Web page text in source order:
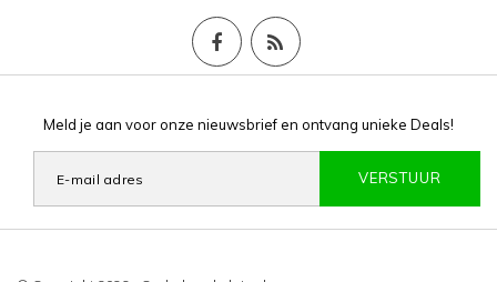
Meld je aan voor onze nieuwsbrief en ontvang unieke Deals!
VERSTUUR